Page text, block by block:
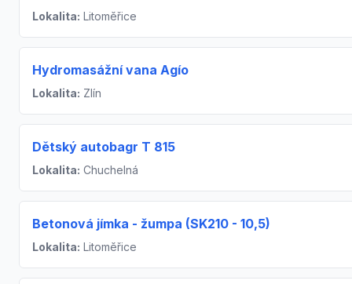
Lokalita: Litoměřice
Hydromasážní vana Agío
Lokalita: Zlín
Dětský autobagr T 815
Lokalita: Chuchelná
Betonová jímka - žumpa (SK210 - 10,5)
Lokalita: Litoměřice